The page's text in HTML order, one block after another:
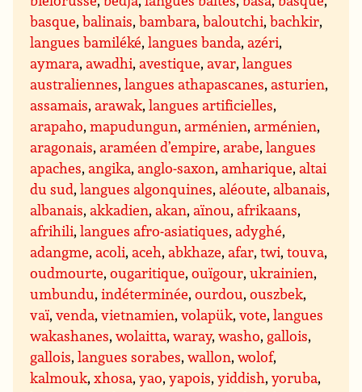
basque,balinais,bambara,baloutchi,bachkir,
langues bamiléké,langues banda,azéri,
aymara,awadhi,avestique,avar,langues
australiennes,langues athapascanes,asturien,
assamais,arawak,langues artificielles,
arapaho,mapudungun,arménien,arménien,
aragonais,araméen d’empire,arabe,langues
apaches,angika,anglo-saxon,amharique,altai
du sud,langues algonquines,aléoute,albanais,
albanais,akkadien,akan,aïnou,afrikaans,
afrihili,langues afro-asiatiques,adyghé,
adangme,acoli,aceh,abkhaze,afar,twi,touva,
oudmourte,ougaritique,ouïgour,ukrainien,
umbundu,indéterminée,ourdou,ouszbek,
vaï,venda,vietnamien,volapük,vote,langues
wakashanes,wolaitta,waray,washo, gallois,
gallois,langues sorabes,wallon,wolof,
kalmouk,xhosa,yao,yapois,yiddish,yoruba,